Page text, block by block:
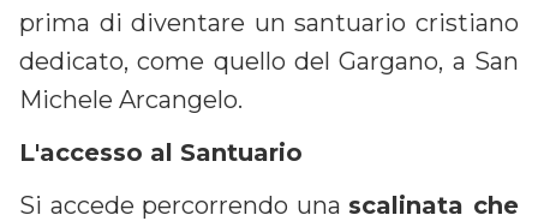
prima di diventare un santuario cristiano
dedicato, come quello del Gargano, a San
Michele Arcangelo.
L'accesso al Santuario
Si accede percorrendo una scalinata che